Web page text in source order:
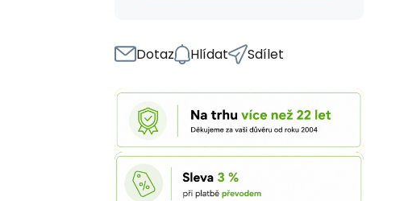
Dotaz Hlídat Sdílet